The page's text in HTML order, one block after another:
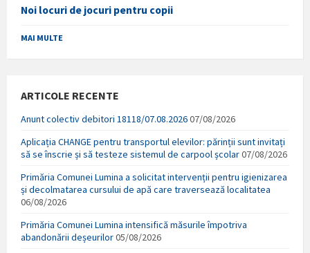
Noi locuri de jocuri pentru copii
MAI MULTE
ARTICOLE RECENTE
Anunt colectiv debitori 18118/07.08.202607/08/2026
Aplicația CHANGE pentru transportul elevilor: părinții sunt invitați
să se înscrie și să testeze sistemul de carpool școlar07/08/2026
Primăria Comunei Lumina a solicitat intervenții pentru igienizarea
și decolmatarea cursului de apă care traversează localitatea
06/08/2026
Primăria Comunei Lumina intensifică măsurile împotriva
abandonării deșeurilor05/08/2026